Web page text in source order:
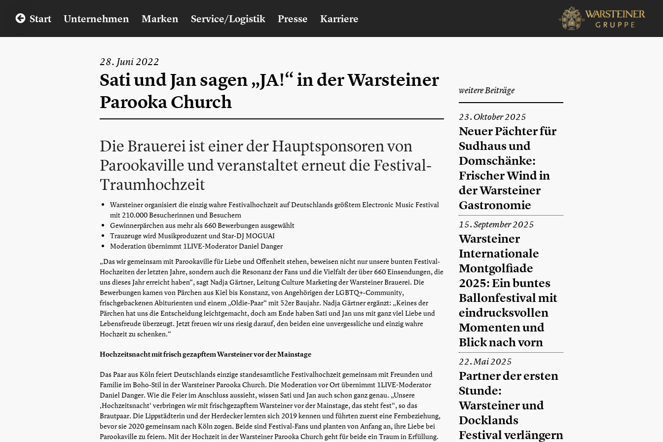
Start Unternehmen Marken Service/Logistik Presse Karriere
28. Juni 2022
Sati und Jan sagen „JA!“ in der Warsteiner
Parooka Church
Die Brauerei ist einer der Hauptsponsoren von
Parookaville und veranstaltet erneut die Festival-
Traumhochzeit
Warsteiner organisiert die einzig wahre Festivalhochzeit auf Deutschlands größtem Electronic Music Festival
mit 210.000 Besucherinnen und Besuchern
Gewinnerpärchen aus mehr als 660 Bewerbungen ausgewählt
Trauzeuge wird Musikproduzent und Star-DJ MOGUAI
Moderation übernimmt 1LIVE-Moderator Daniel Danger
„Das wir gemeinsam mit Parookaville für Liebe und Offenheit stehen, beweisen nicht nur unsere bunten Festival-
Hochzeiten der letzten Jahre, sondern auch die Resonanz der Fans und die Vielfalt der über 660 Einsendungen, die
uns dieses Jahr erreicht haben“, sagt Nadja Gärtner, Leitung Culture Marketing der Warsteiner Brauerei. Die
Bewerbungen kamen von Pärchen aus Kiel bis Konstanz, von Angehörigen der LGBTQ+-Community,
frischgebackenen Abiturienten und einem „Oldie-Paar“ mit 52er Baujahr. Nadja Gärtner ergänzt: „Keines der
Pärchen hat uns die Entscheidung leichtgemacht, doch am Ende haben Sati und Jan uns mit ganz viel Liebe und
Lebensfreude überzeugt. Jetzt freuen wir uns riesig darauf, den beiden eine unvergessliche und einzig wahre
Hochzeit zu schenken.“
Hochzeitsnacht mit frisch gezapftem Warsteiner vor der Mainstage
Das Paar aus Köln feiert Deutschlands einzige standesamtliche Festivalhochzeit gemeinsam mit Freunden und
Familie im Boho-Stil in der Warsteiner Parooka Church. Die Moderation vor Ort übernimmt 1LIVE-Moderator
Daniel Danger. Wie die Feier im Anschluss aussieht, wissen Sati und Jan auch schon ganz genau. „Unsere
‚Hochzeitsnacht‘ verbringen wir mit frischgezapftem Warsteiner vor der Mainstage, das steht fest“, so das
Brautpaar. Die Lippstädterin und der Herdecker lernten sich 2019 kennen und führten zuerst eine Fernbeziehung,
bevor sie 2020 gemeinsam nach Köln zogen. Beide sind Festival-Fans und planten von Anfang an, ihre Liebe bei
Parookaville zu feiern. Mit der Hochzeit in der Warsteiner Parooka Church geht für beide ein Traum in Erfüllung.
weitere Beiträge
23. Oktober 2025
Neuer Pächter für
Sudhaus und
Domschänke:
Frischer Wind in
der Warsteiner
Gastronomie
15. September 2025
Warsteiner
Internationale
Montgolfiade
2025: Ein buntes
Ballonfestival mit
eindrucksvollen
Momenten und
Blick nach vorn
22. Mai 2025
Partner der ersten
Stunde:
Warsteiner und
Docklands
Festival verlängern